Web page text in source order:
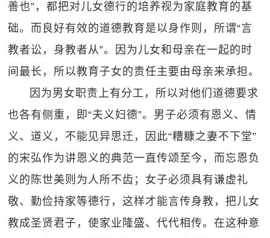
善也”，都把对儿女德行的培养视为家庭教育的基
础。而良好有效的道德教育是以身作则，所谓“言
教者讼，身教者从”。因为儿女和母亲在一起的时
间最长，所以教育子女的责任主要由母亲来承担。
因为男女职责上有分工，所以对他们道德要求
也各有侧重，即“夫义妇德”。男子必须有恩义、情
义、道义，不能见异思迁，因此“糟糠之妻不下堂”
的宋弘作为讲恩义的典范一直传颂至今，而忘恩负
义的陈世美则为人所不齿；女子必须具有谦虚礼
敬、勤俭持家等德行，这样才能言传身教，把儿女
教成圣贤君子，使家业隆盛、代代相传。在这种意